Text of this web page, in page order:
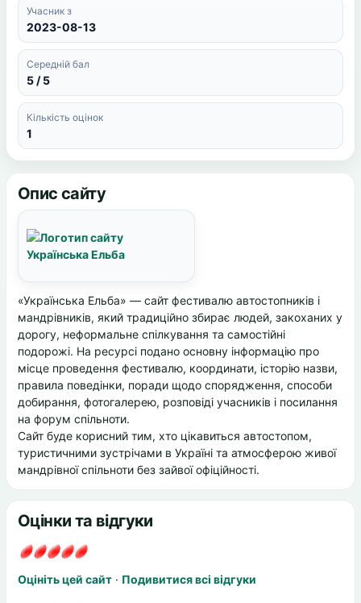
Учасник з
2023-08-13
Середній бал
5 / 5
Кількість оцінок
1
Опис сайту
«Українська Ельба» — сайт фестивалю автостопників і
мандрівників, який традиційно збирає людей, закоханих у
дорогу, неформальне спілкування та самостійні
подорожі. На ресурсі подано основну інформацію про
місце проведення фестивалю, координати, історію назви,
правила поведінки, поради щодо спорядження, способи
добирання, фотогалерею, розповіді учасників і посилання
на форум спільноти.
Сайт буде корисний тим, хто цікавиться автостопом,
туристичними зустрічами в Україні та атмосферою живої
мандрівної спільноти без зайвої офіційності.
Оцінки та відгуки
Оцініть цей сайт · Подивитися всі відгуки